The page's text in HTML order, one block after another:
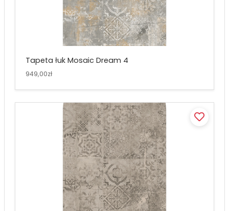
Tapeta łuk Mosaic Dream 4
949,00zł